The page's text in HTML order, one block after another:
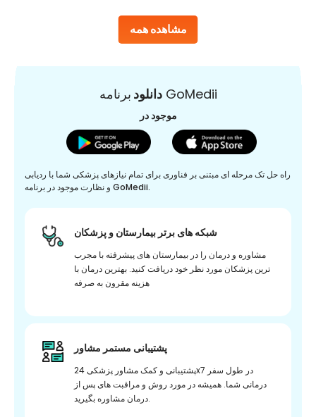
مشاهده همه
دانلودبرنامه GoMedii
موجود در
راه حل تک مرحله ای مبتنی بر فناوری برای تمام نیازهای پزشکی شما با ردیابی
و نظارت موجود در برنامه GoMedii.
شبکه های برتر بیمارستان و پزشکان
مشاوره و درمان را در بیمارستان های پیشرفته با مجرب
ترین پزشکان مورد نظر خود دریافت کنید. بهترین درمان با
هزینه مقرون به صرفه
پشتیبانی مستمر مشاور
پشتیبانی و کمک مشاور پزشکی 24x7 در طول سفر
درمانی شما. همیشه در مورد روش و مراقبت های پس از
درمان مشاوره بگیرید.